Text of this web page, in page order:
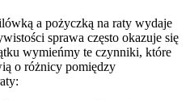
a pożyczką na raty wydaje
sprawa często okazuje się
wymieńmy te czynniki, które
o różnicy pomiędzy